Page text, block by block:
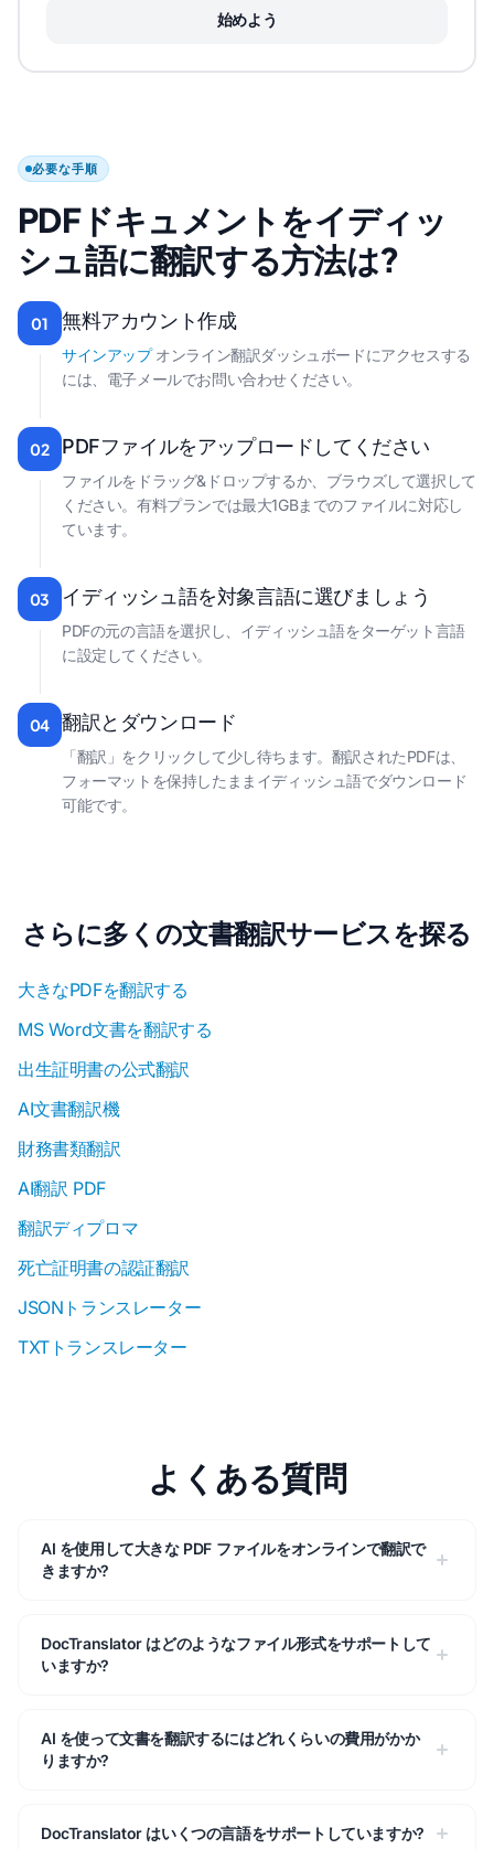
始めよう
必要な手順
PDFドキュメントをイディッ
シュ語に翻訳する方法は?
01 無料アカウント作成
サインアップオンライン翻訳ダッシュボードにアクセスする
には、電子メールでお問い合わせください。
02 PDFファイルをアップロードしてください
ファイルをドラッグ&ドロップするか、ブラウズして選択して
ください。有料プランでは最大1GBまでのファイルに対応し
ています。
03 イディッシュ語を対象言語に選びましょう
PDFの元の言語を選択し、イディッシュ語をターゲット言語
に設定してください。
04 翻訳とダウンロード
「翻訳」をクリックして少し待ちます。翻訳されたPDFは、
フォーマットを保持したままイディッシュ語でダウンロード
可能です。
さらに多くの文書翻訳サービスを探る
大きなPDFを翻訳する
MS Word文書を翻訳する
出生証明書の公式翻訳
AI文書翻訳機
財務書類翻訳
AI翻訳 PDF
翻訳ディプロマ
死亡証明書の認証翻訳
JSONトランスレーター
TXTトランスレーター
よくある質問
AI を使用して大きな PDF ファイルをオンラインで翻訳で
きますか?
DocTranslator はどのようなファイル形式をサポートして
いますか?
AI を使って文書を翻訳するにはどれくらいの費用がかか
りますか?
DocTranslator はいくつの言語をサポートしていますか?